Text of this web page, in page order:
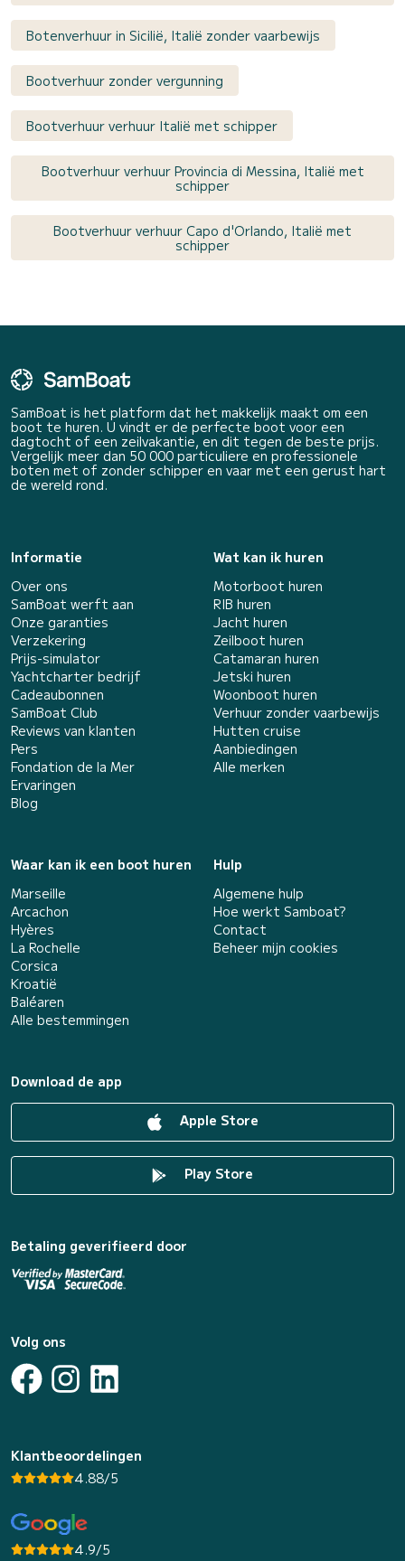
Botenverhuur in Sicilië, Italië zonder vaarbewijs
Bootverhuur zonder vergunning
Bootverhuur verhuur Italië met schipper
Bootverhuur verhuur Provincia di Messina, Italië met
schipper
Bootverhuur verhuur Capo d'Orlando, Italië met
schipper
SamBoat is het platform dat het makkelijk maakt om een
boot te huren. U vindt er de perfecte boot voor een
dagtocht of een zeilvakantie, en dit tegen de beste prijs.
Vergelijk meer dan 50 000 particuliere en professionele
boten met of zonder schipper en vaar met een gerust hart
de wereld rond.
Informatie
Over ons
SamBoat werft aan
Onze garanties
Verzekering
Prijs-simulator
Yachtcharter bedrijf
Cadeaubonnen
SamBoat Club
Reviews van klanten
Pers
Fondation de la Mer
Ervaringen
Blog
Wat kan ik huren
Motorboot huren
RIB huren
Jacht huren
Zeilboot huren
Catamaran huren
Jetski huren
Woonboot huren
Verhuur zonder vaarbewijs
Hutten cruise
Aanbiedingen
Alle merken
Waar kan ik een boot huren
Marseille
Arcachon
Hyères
La Rochelle
Corsica
Kroatië
Baléaren
Alle bestemmingen
Hulp
Algemene hulp
Hoe werkt Samboat?
Contact
Beheer mijn cookies
Download de app
Apple Store
Play Store
Betaling geverifieerd door
Volg ons
Klantbeoordelingen
4.88/5
4.9/5